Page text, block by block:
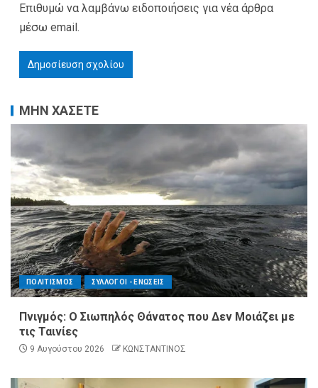
Επιθυμώ να λαμβάνω ειδοποιήσεις για νέα άρθρα
μέσω email.
ΜΗΝ ΧΑΣΕΤΕ
ΠΟΛΙΤΙΣΜΟΣ ΣΥΛΛΟΓΟΙ - ΕΝΩΣΕΙΣ
Πνιγμός: Ο Σιωπηλός Θάνατος που Δεν Μοιάζει με
τις Ταινίες
9 Αυγούστου 2026 ΚΩΝΣΤΑΝΤΙΝΟΣ